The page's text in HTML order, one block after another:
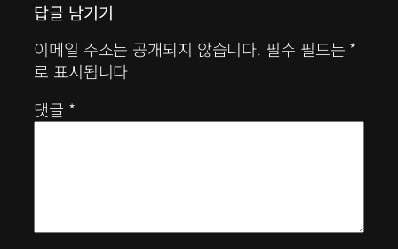
답글 남기기
이메일 주소는 공개되지 않습니다. 필수 필드는 *
로 표시됩니다
댓글 *